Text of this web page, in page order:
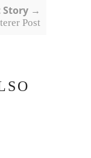
Story →
Post